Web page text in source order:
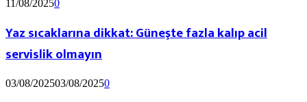
11/08/20250
Yaz sıcaklarına dikkat: Güneşte fazla kalıp acil
servislik olmayın
03/08/202503/08/20250